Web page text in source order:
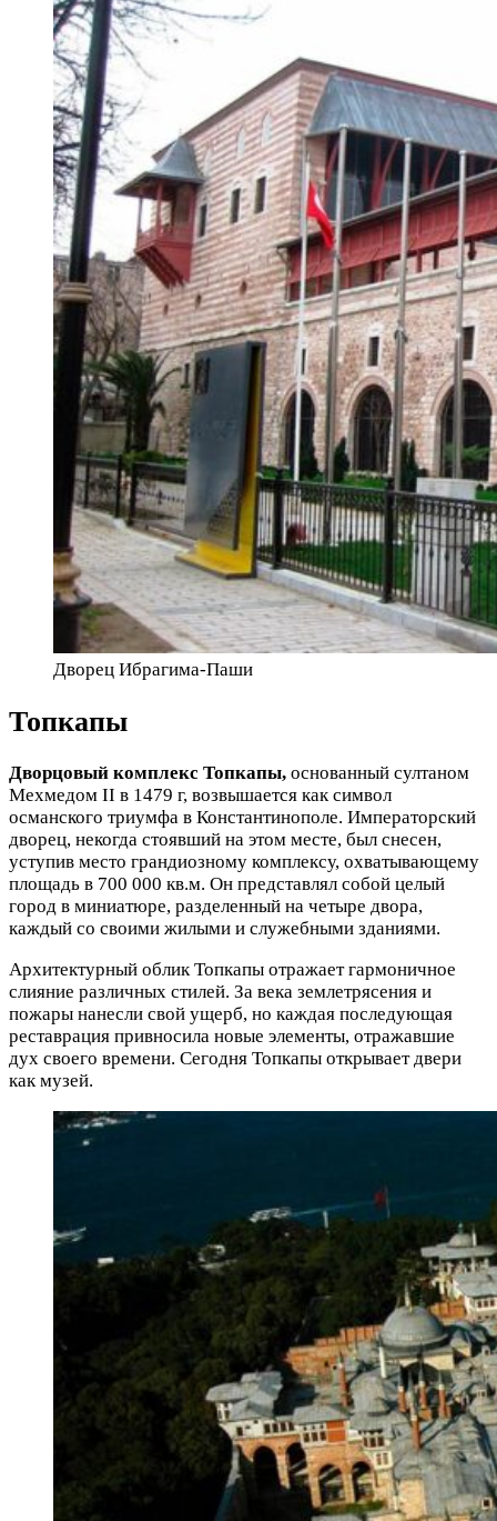
Дворец Ибрагима-Паши
Топкапы
Дворцовый комплекс Топкапы, основанный султаном
Мехмедом II в 1479 г, возвышается как символ
османского триумфа в Константинополе. Императорский
дворец, некогда стоявший на этом месте, был снесен,
уступив место грандиозному комплексу, охватывающему
площадь в 700 000 кв.м. Он представлял собой целый
город в миниатюре, разделенный на четыре двора,
каждый со своими жилыми и служебными зданиями.
Архитектурный облик Топкапы отражает гармоничное
слияние различных стилей. За века землетрясения и
пожары нанесли свой ущерб, но каждая последующая
реставрация привносила новые элементы, отражавшие
дух своего времени. Сегодня Топкапы открывает двери
как музей.